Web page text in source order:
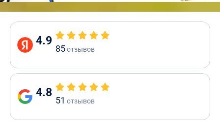
4.9
85отзывов
4.8
51 отзывов